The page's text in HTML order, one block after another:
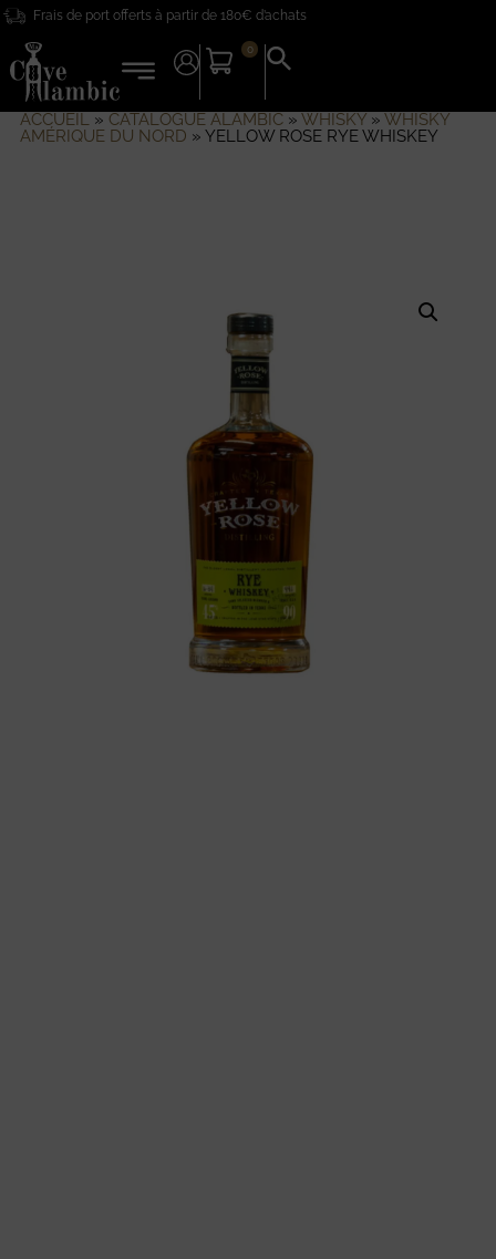
Frais de port offerts à partir de 180€ d’achats
0
Search
for:
ACCUEIL» CATALOGUE ALAMBIC» WHISKY» WHISKY
AMÉRIQUE DU NORD » YELLOW ROSE RYE WHISKEY